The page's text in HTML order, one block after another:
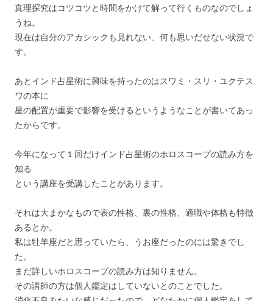
真理探究はコツコツと時間をかけて解って行くものなのでしょ
うね。
現在は自分のアカシックも見れない、何も思いだせない状況で
す。
あとインド占星術に興味を持ったのはスワミ・スリ・ユクテス
ワの本に
星の配置が重要で影響を受けるというようなことが書いてあっ
たからです。
今年になって１回だけインド占星術のホロスコープの読み方を
知る
という講座を受講したことがあります。
それは大まかなもので表の性格、裏の性格、適職や体格も特徴
あるとか。
私は牡羊座だと思っていたら、うお座だったのには驚きでし
た。
まだ詳しいホロスコープの読み方は知りません。
その講師の方は個人鑑定はしていないとのことでした。